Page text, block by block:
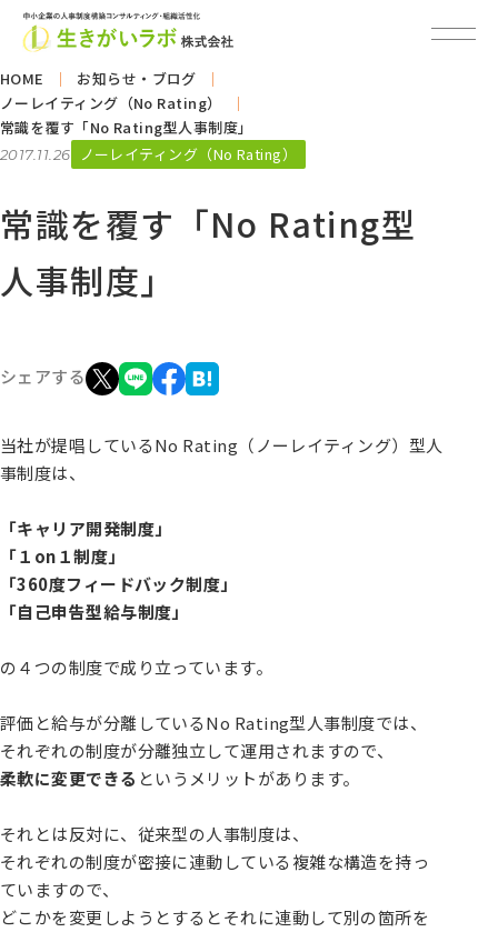
HOME
お知らせ・ブログ
ノーレイティング（No Rating）
常識を覆す「No Rating型人事制度」
2017.11.26 ノーレイティング（No Rating）
常識を覆す「No Rating型
人事制度」
シェアする
当社が提唱しているNo Rating（ノーレイティング）型人
事制度は、
「キャリア開発制度」
「１on１制度」
「360度フィードバック制度」
「自己申告型給与制度」
の４つの制度で成り立っています。
評価と給与が分離しているNo Rating型人事制度では、
それぞれの制度が分離独立して運用されますので、
柔軟に変更できる というメリットがあります。
それとは反対に、従来型の人事制度は、
それぞれの制度が密接に連動している複雑な構造を持っ
ていますので、
どこかを変更しようとするとそれに連動して別の箇所を